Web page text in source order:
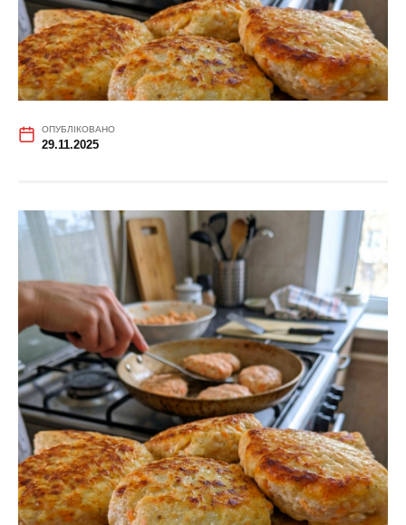
ОПУБЛІКОВАНО
29.11.2025